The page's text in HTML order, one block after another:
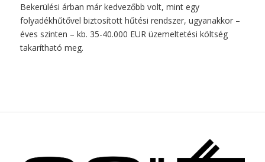
Bekerülési árban már kedvezőbb volt, mint egy
folyadékhűtővel biztosított hűtési rendszer, ugyanakkor –
éves szinten – kb. 35-40.000 EUR üzemeltetési költség
takarítható meg.